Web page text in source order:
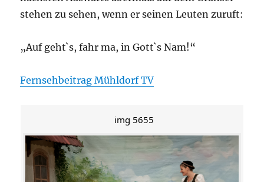
stehen zu sehen, wenn er seinen Leuten zuruft:
„Auf geht`s, fahr ma, in Gott`s Nam!“
Fernsehbeitrag Mühldorf TV
img 5655